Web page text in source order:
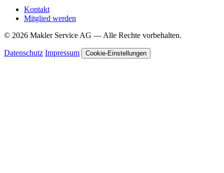
Kontakt
Mitglied werden
© 2026 Makler Service AG — Alle Rechte vorbehalten.
Datenschutz Impressum Cookie-Einstellungen